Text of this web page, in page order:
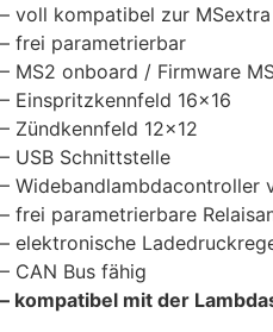
– voll kompatibel zur
– frei parametrierbar
– MS2 onboard / Firmware
– Einspritzkennfeld 16×16
– Zündkennfeld 12×12
– USB Schnittstelle
– Widebandlambdacontroller
– frei parametrierbare
– elektronische
– CAN Bus fähig
– kompatibel mit der